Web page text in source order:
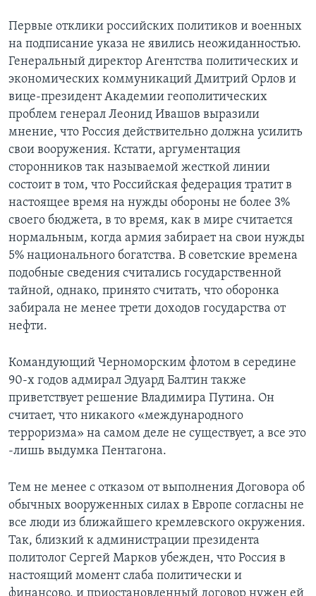
Первые отклики российских политиков и военных
на подписание указа не явились неожиданностью.
Генеральный директор Агентства политических и
экономических коммуникаций Дмитрий Орлов и
вице-президент Академии геополитических
проблем генерал Леонид Ивашов выразили
мнение, что Россия действительно должна усилить
свои вооружения. Кстати, аргументация
сторонников так называемой жесткой линии
состоит в том, что Российская федерация тратит в
настоящее время на нужды обороны не более 3%
своего бюджета, в то время, как в мире считается
нормальным, когда армия забирает на свои нужды
5% национального богатства. В советские времена
подобные сведения считались государственной
тайной, однако, принято считать, что оборонка
забирала не менее трети доходов государства от
нефти.
Командующий Черноморским флотом в середине
90-х годов адмирал Эдуард Балтин также
приветствует решение Владимира Путина. Он
считает, что никакого «международного
терроризма» на самом деле не существует, а все это
-лишь выдумка Пентагона.
Тем не менее с отказом от выполнения Договора об
обычных вооруженных силах в Европе согласны не
все люди из ближайшего кремлевского окружения.
Так, близкий к администрации президента
политолог Сергей Марков убежден, что Россия в
настоящий момент слаба политически и